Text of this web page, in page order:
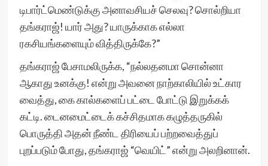
டிபார்ட்மெண்டுக்கு அனாவசியச் செலவு? சொல்றியா
தங்கராஜ்! யார் அது? யாருக்காக எல்லா
ரகசியங்களையும் வித்திருக்கே?”
தங்கராஜ் பேசாமலிருக்க, “நல்லதனமா சொன்னா
ஆகாது உனக்கு! என்று அவனை நாற்காலியில் உட்கார
வைத்து, கை கால்களைப் பட்டை போட்டு இறுக்கக்
கட்டி. டைனமைட்டைக் கச்சிதமாக கழுத்தருகில்
பொருத்தி அதன் நீண்ட திரியைப் பற்றவைத்துப்
புறப்படும் போது, தங்கராஜ் “வெயிட்” என்று அலறினான்.